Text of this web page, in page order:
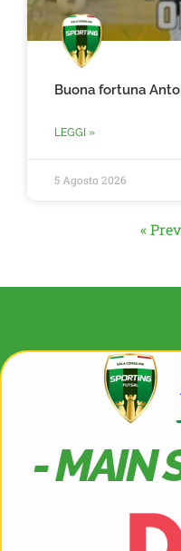
Buona fortuna
LEGGI »
5 Agosto 2026
«
- MAIN